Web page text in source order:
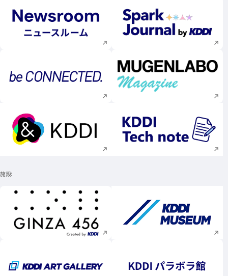
新規ウィンドウで開く 新規ウィンドウで
新規ウィンドウで開く 新規ウィンドウで
新規ウィンドウで開く 新規ウィンドウで
施設
新規ウィンドウで開く 新規ウィンドウで
新規ウィンドウで開く 新規ウィンドウで